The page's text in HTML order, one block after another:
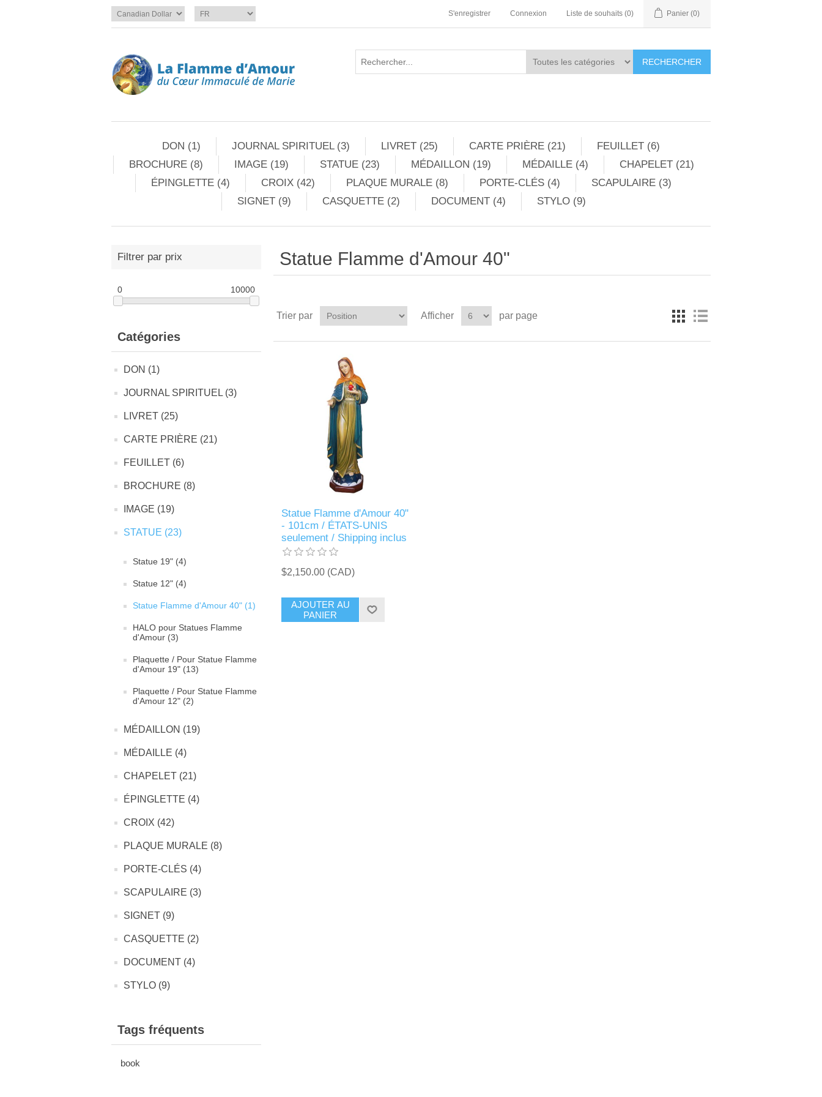
S'enregistrer Connexion Liste de souhaits (0) Panier (0)
RECHERCHER
DON (1) JOURNAL SPIRITUEL (3) LIVRET (25) CARTE PRIÈRE (21)
FEUILLET (6)
BROCHURE (8)
IMAGE (19) STATUE (23) MÉDAILLON (19) MÉDAILLE (4)
CHAPELET (21)
ÉPINGLETTE (4)
CROIX (42) PLAQUE MURALE (8) PORTE-CLÉS (4)
SCAPULAIRE (3)
SIGNET (9)
CASQUETTE (2) DOCUMENT (4) STYLO (9)
Filtrer par prix
0 10000
Catégories
DON (1)
JOURNAL SPIRITUEL (3)
LIVRET (25)
CARTE PRIÈRE (21)
FEUILLET (6)
BROCHURE (8)
IMAGE (19)
STATUE (23)
Statue 19" (4)
Statue 12" (4)
Statue Flamme d'Amour 40" (1)
HALO pour Statues Flamme
d'Amour (3)
Plaquette / Pour Statue Flamme
d'Amour 19" (13)
Plaquette / Pour Statue Flamme
d'Amour 12" (2)
MÉDAILLON (19)
MÉDAILLE (4)
CHAPELET (21)
ÉPINGLETTE (4)
CROIX (42)
PLAQUE MURALE (8)
PORTE-CLÉS (4)
SCAPULAIRE (3)
SIGNET (9)
CASQUETTE (2)
DOCUMENT (4)
STYLO (9)
Tags fréquents
book
Statue Flamme d'Amour 40"
Trier par Afficher par page
Statue Flamme d'Amour 40"
- 101cm / ÉTATS-UNIS
seulement / Shipping inclus
$2,150.00 (CAD)
AJOUTER AU
PANIER